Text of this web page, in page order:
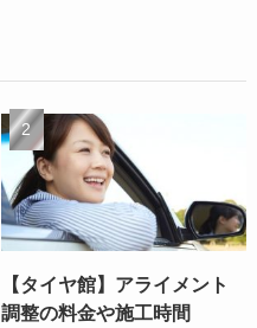
【タイヤ館】アライメント
調整の料金や施工時間